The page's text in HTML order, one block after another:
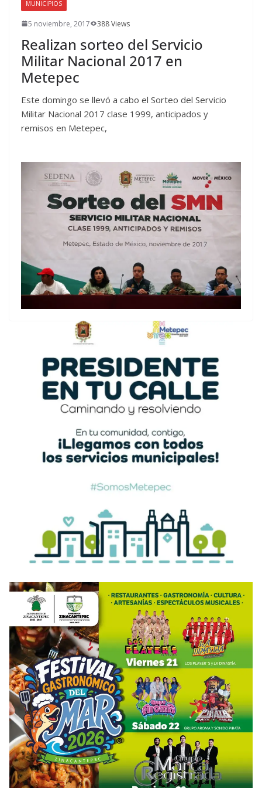
MUNICIPIOS
5 noviembre, 2017 388 Views
Realizan sorteo del Servicio
Militar Nacional 2017 en
Metepec
Este domingo se llevó a cabo el Sorteo del Servicio
Militar Nacional 2017 clase 1999, anticipados y
remisos en Metepec,